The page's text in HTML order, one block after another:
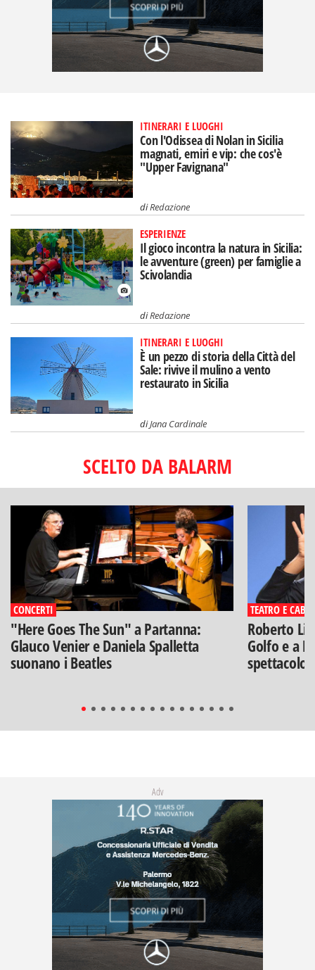
ITINERARI E LUOGHI
Con l'Odissea di Nolan in Sicilia
magnati, emiri e vip: che cos'è
"Upper Favignana"
diRedazione
ESPERIENZE
Il gioco incontra la natura in Sicilia:
le avventure (green) per famiglie a
Scivolandia
diRedazione
ITINERARI E LUOGHI
È un pezzo di storia della Città del
Sale: rivive il mulino a vento
restaurato in Sicilia
diJana Cardinale
SCELTO DA BALARM
CONCERTI
"Here Goes The Sun" a Partanna:
Glauco Venier e Daniela Spalletta
suonano i Beatles
TEATRO E
Roberto
Golfo e a
spettacolo"
Adv